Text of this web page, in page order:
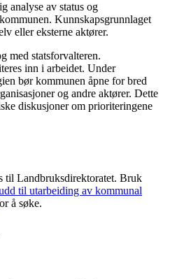
analyse av status og
Kunnskapsgrunnlaget
eller eksterne aktører.
med statsforvalteren.
inn i arbeidet. Under
bør kommunen åpne for bred
og andre aktører. Dette
diskusjoner om prioriteringene
til Landbruksdirektoratet. Bruk
til utarbeiding av kommunal
å søke.